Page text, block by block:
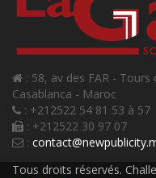
: 58, av des FAR -
Casablanca - Maroc
: +212522 54 81 53 à 57
: +212522 30 97 07
:
Tous droits réservés.